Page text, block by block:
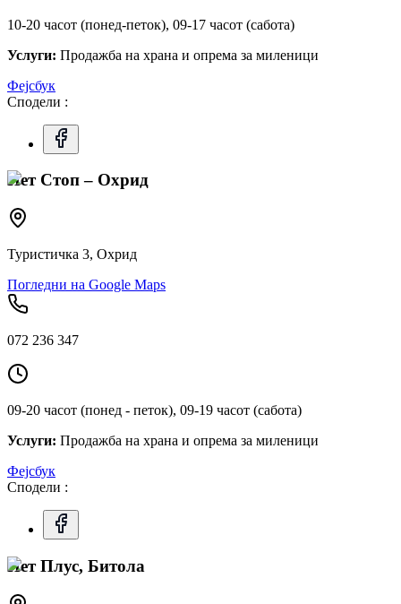
10-20 часот (понед-петок), 09-17 часот (сабота)
Услуги: Продажба на храна и опрема за миленици
Фејсбук
Сподели :
Пет Стоп – Охрид
Туристичка 3, Охрид
Погледни на Google Maps
072 236 347
09-20 часот (понед - петок), 09-19 часот (сабота)
Услуги: Продажба на храна и опрема за миленици
Фејсбук
Сподели :
Пет Плус, Битола